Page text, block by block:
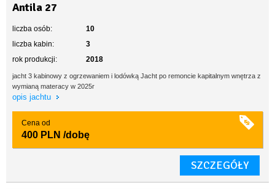
Antila 27
liczba osób:
10
liczba kabin:
3
rok produkcji:
2018
jacht 3 kabinowy z ogrzewaniem i lodówką Jacht po remoncie kapitalnym wnętrza z
wymianą materacy w 2025r
opis jachtu
Cena od
400 PLN /dobę
SZCZEGÓŁY